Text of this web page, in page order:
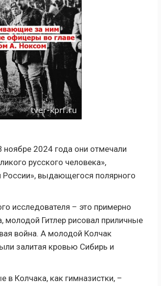
2024 года они отмечали
русского человека»,
России», выдающегося полярного
исследователя – это примерно
молодой Гитлер рисовал приличные
война. А молодой Колчак
залитая кровью Сибирь и
в Колчака, как гимназистки, –